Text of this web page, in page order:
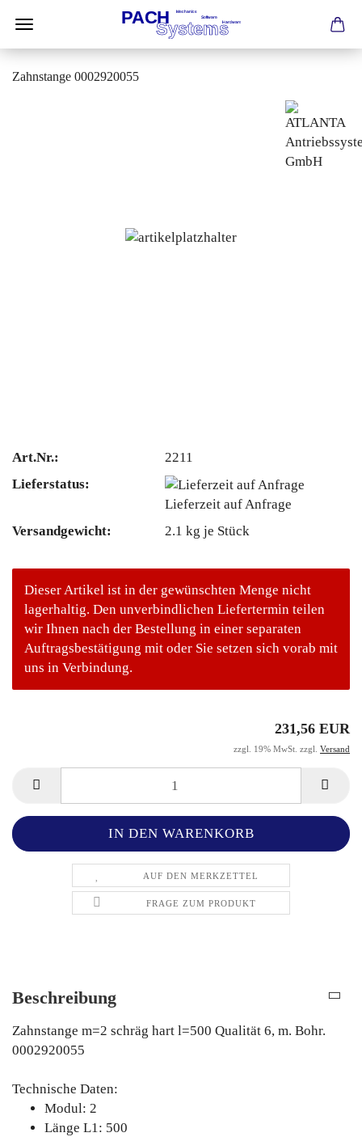
Zahnstange 0002920055
Art.Nr.:
2211
Lieferstatus:
Lieferzeit auf Anfrage
Versandgewicht:
2.1 kg je Stück
Dieser Artikel ist in der gewünschten Menge nicht
lagerhaltig. Den unverbindlichen Liefertermin teilen
wir Ihnen nach der Bestellung in einer separaten
Auftragsbestätigung mit oder Sie setzen sich vorab mit
uns in Verbindung.
231,56 EUR
zzgl. 19% MwSt. zzgl. Versand
AUF DEN MERKZETTEL
FRAGE ZUM PRODUKT
Beschreibung
Zahnstange m=2 schräg hart l=500 Qualität 6, m. Bohr.
0002920055
Technische Daten:
Modul: 2
Länge L1: 500